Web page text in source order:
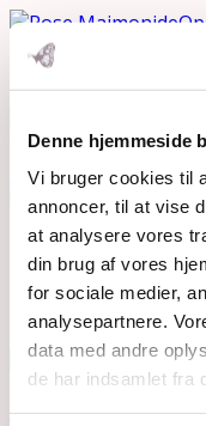
Denne hjemmeside
Vi bruger cookies til
annoncer, til at vise
at analysere vores
din brug af vores
for sociale medier,
analysepartnere.
data med andre
de har indsamlet fra
Downloads:full
medium (300x300) |
Mothering Guiding |
Copyright 2026 –
Reserved.
Back To Top
×